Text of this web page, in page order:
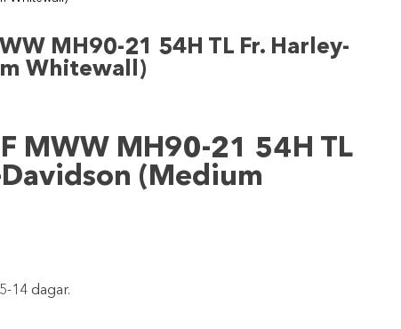
MH90-21 54H TL Fr. Harley-
Whitewall)
MWW MH90-21 54H TL
(Medium
14 dagar.